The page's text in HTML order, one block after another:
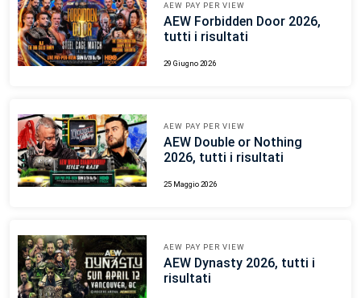
AEW PAY PER VIEW
AEW Forbidden Door 2026,
tutti i risultati
29 Giugno 2026
AEW PAY PER VIEW
AEW Double or Nothing
2026, tutti i risultati
25 Maggio 2026
AEW PAY PER VIEW
AEW Dynasty 2026, tutti i
risultati